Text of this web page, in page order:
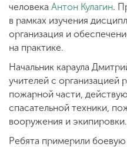
человека Антон Кулагин.
в рамках изучения
организация и
на практике.
Начальник караула
учителей с организацией
пожарной части,
спасательной техники,
вооружения и экипировки.
Ребята примерили